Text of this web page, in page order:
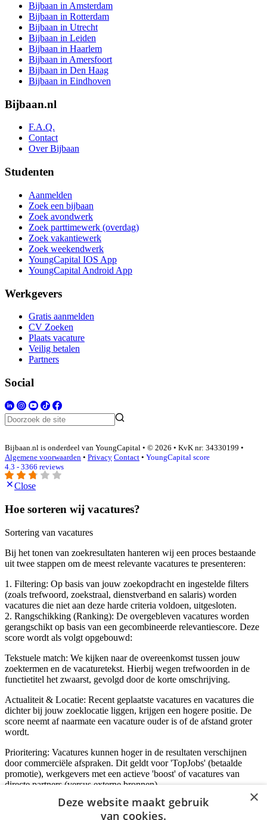
Bijbaan in Amsterdam
Bijbaan in Rotterdam
Bijbaan in Utrecht
Bijbaan in Leiden
Bijbaan in Haarlem
Bijbaan in Amersfoort
Bijbaan in Den Haag
Bijbaan in Eindhoven
Bijbaan.nl
F.A.Q.
Contact
Over Bijbaan
Studenten
Aanmelden
Zoek een bijbaan
Zoek avondwerk
Zoek parttimewerk (overdag)
Zoek vakantiewerk
Zoek weekendwerk
YoungCapital IOS App
YoungCapital Android App
Werkgevers
Gratis aanmelden
CV Zoeken
Plaats vacature
Veilig betalen
Partners
Social
Bijbaan.nl is onderdeel van YoungCapital • © 2026 • KvK nr: 34330199 •
Algemene voorwaarden • Privacy Contact • YoungCapital score
4.3 - 3366 reviews
Close
Hoe sorteren wij vacatures?
Sortering van vacatures
Bij het tonen van zoekresultaten hanteren wij een proces bestaande
uit twee stappen om de meest relevante vacatures te presenteren:
1. Filtering: Op basis van jouw zoekopdracht en ingestelde filters
(zoals trefwoord, zoekstraal, dienstverband en salaris) worden
vacatures die niet aan deze harde criteria voldoen, uitgesloten.
2. Rangschikking (Ranking): De overgebleven vacatures worden
gerangschikt op basis van een gecombineerde relevantiescore. Deze
score wordt als volgt opgebouwd:
Tekstuele match: We kijken naar de overeenkomst tussen jouw
zoektermen en de vacaturetekst. Hierbij wegen trefwoorden in de
functietitel het zwaarst, gevolgd door de korte omschrijving.
Actualiteit & Locatie: Recent geplaatste vacatures en vacatures die
dichter bij jouw zoeklocatie liggen, krijgen een hogere positie. De
score neemt af naarmate een vacature ouder is of de afstand groter
wordt.
Prioritering: Vacatures kunnen hoger in de resultaten verschijnen
door commerciële afspraken. Dit geldt voor 'TopJobs' (betaalde
promotie), werkgevers met een actieve 'boost' of vacatures van
directe partners (versus externe bronnen).
×
Deze website maakt gebruik
van cookies.